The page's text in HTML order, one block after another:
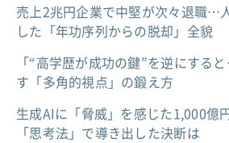
売上2兆円企業で中堅が次々退職…
した「年功序列からの脱却」全貌
「“高学歴が成功の鍵”を逆にする
す「多角的視点」の鍛え方
生成AIに「脅威」を感じた1,000億
「思考法」で導き出した決断は